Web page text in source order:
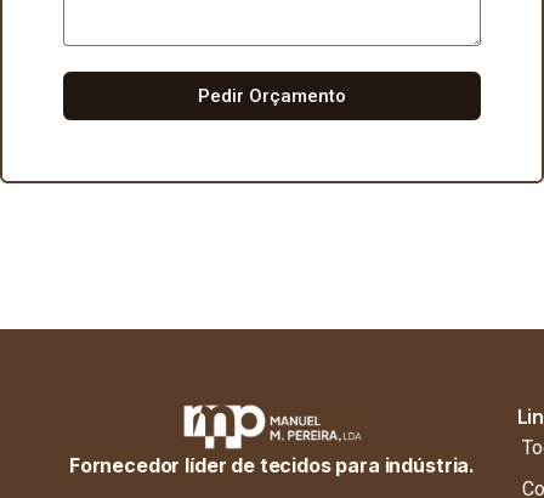
Pedir Orçamento
Fornecedor líder de tecidos para indústria.